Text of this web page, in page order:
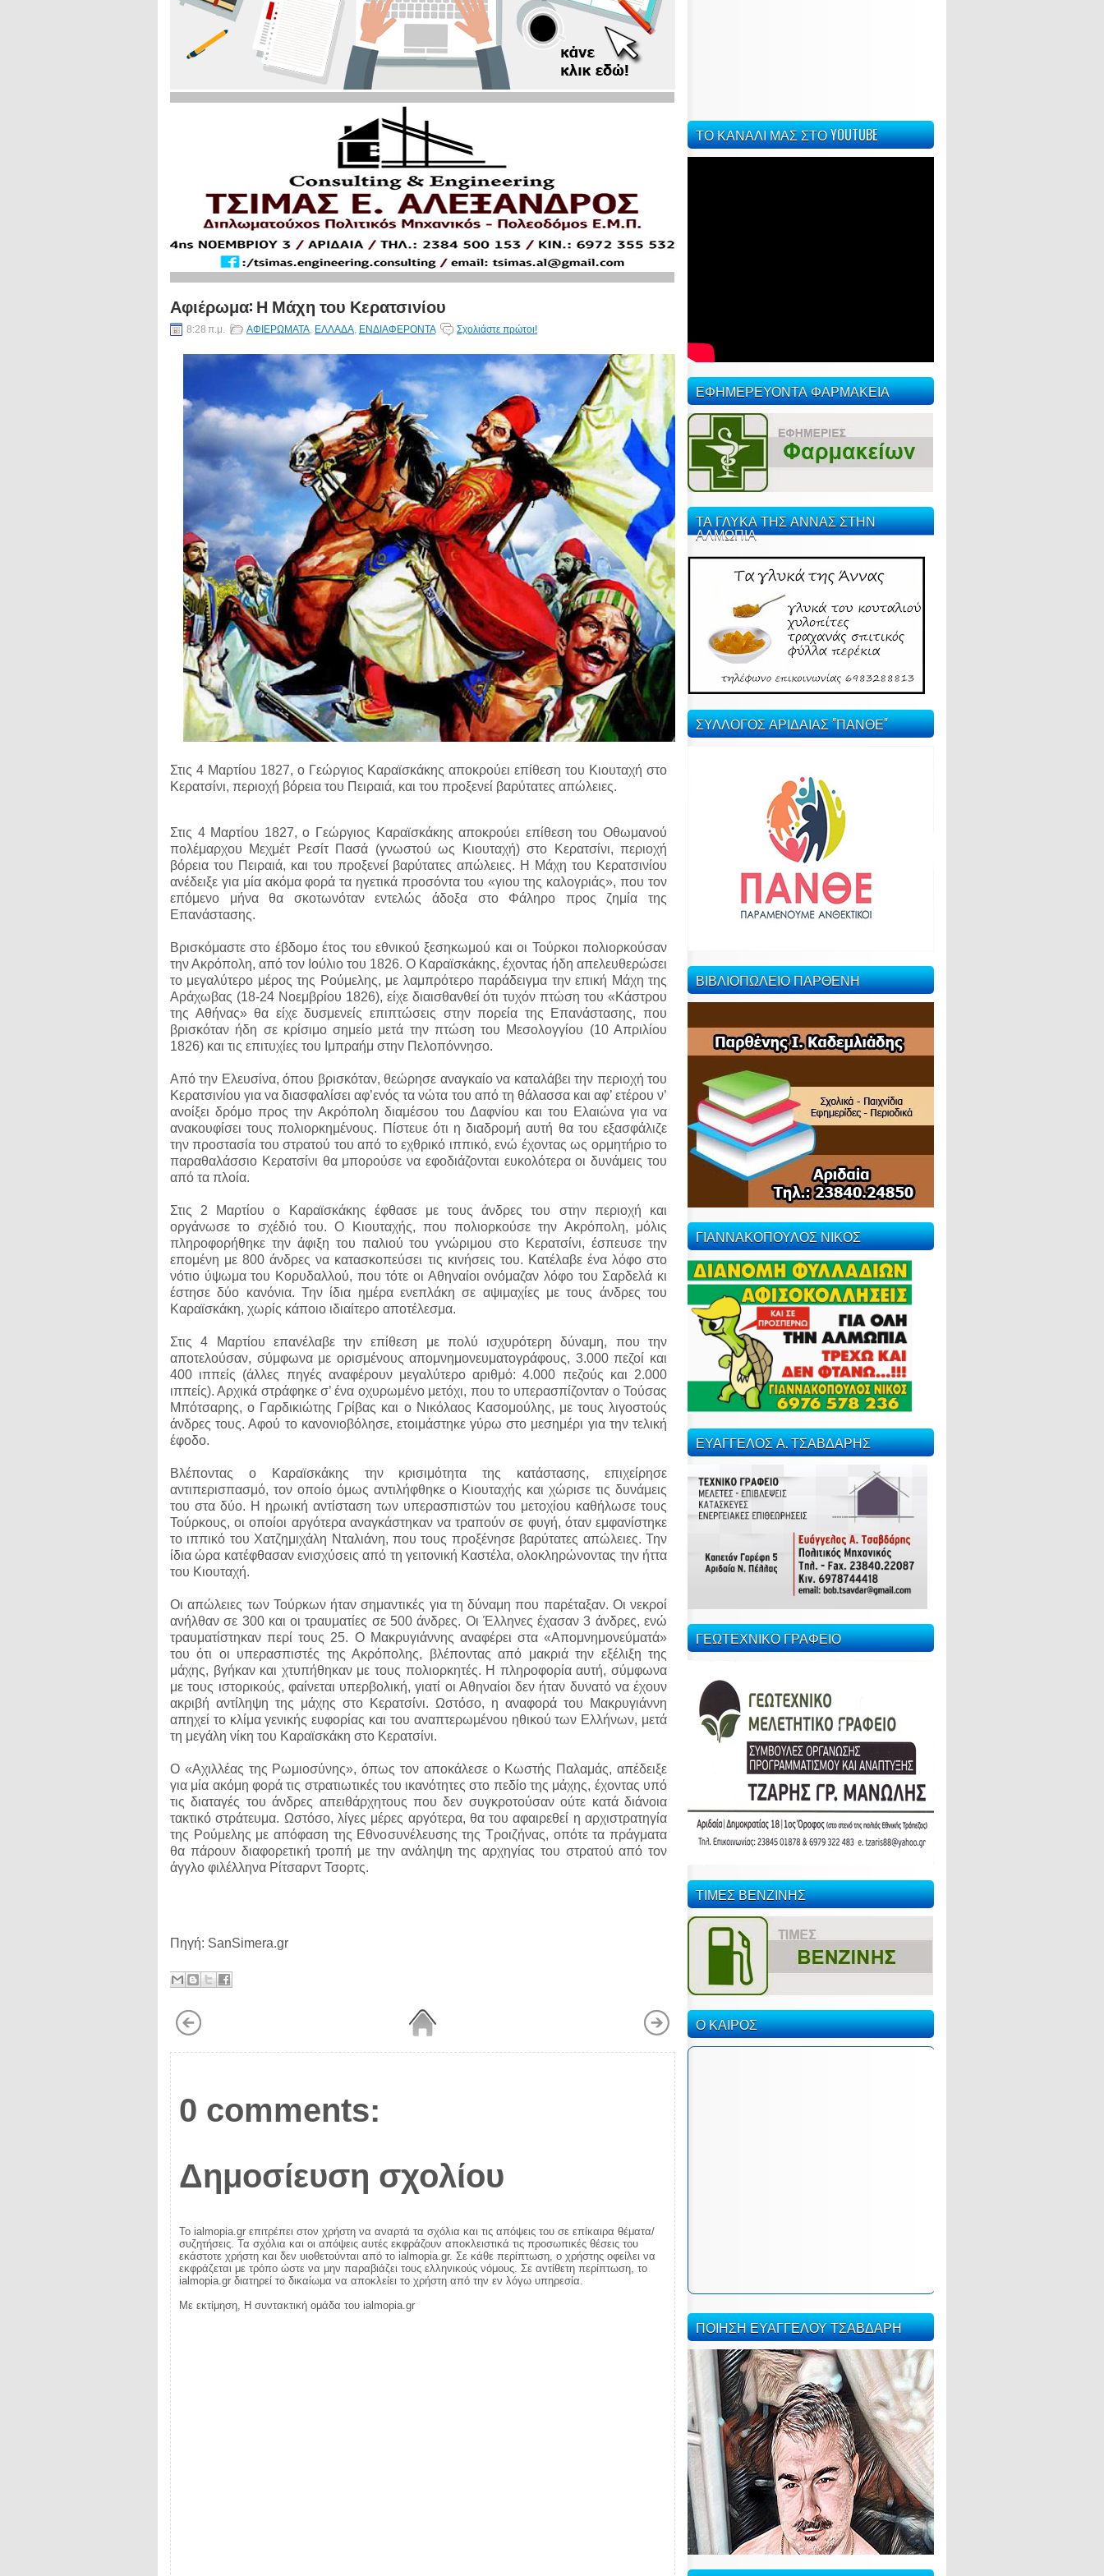
Αφιέρωμα: Η Μάχη του Κερατσινίου
8:28 π.μ. ΑΦΙΕΡΩΜΑΤΑ, ΕΛΛΑΔΑ, ΕΝΔΙΑΦΕΡΟΝΤΑ Σχολιάστε πρώτοι!
Στις 4 Μαρτίου 1827, ο Γεώργιος Καραϊσκάκης αποκρούει επίθεση του Κιουταχή στο
Κερατσίνι, περιοχή βόρεια του Πειραιά, και του προξενεί βαρύτατες απώλειες.
Στις 4 Μαρτίου 1827, ο Γεώργιος Καραϊσκάκης αποκρούει επίθεση του Οθωμανού
πολέμαρχου Μεχμέτ Ρεσίτ Πασά (γνωστού ως Κιουταχή) στο Κερατσίνι, περιοχή
βόρεια του Πειραιά, και του προξενεί βαρύτατες απώλειες. Η Μάχη του Κερατσινίου
ανέδειξε για μία ακόμα φορά τα ηγετικά προσόντα του «γιου της καλογριάς», που τον
επόμενο μήνα θα σκοτωνόταν εντελώς άδοξα στο Φάληρο προς ζημία της
Επανάστασης.
Βρισκόμαστε στο έβδομο έτος του εθνικού ξεσηκωμού και οι Τούρκοι πολιορκούσαν
την Ακρόπολη, από τον Ιούλιο του 1826. Ο Καραϊσκάκης, έχοντας ήδη απελευθερώσει
το μεγαλύτερο μέρος της Ρούμελης, με λαμπρότερο παράδειγμα την επική Μάχη της
Αράχωβας (18-24 Νοεμβρίου 1826), είχε διαισθανθεί ότι τυχόν πτώση του «Κάστρου
της Αθήνας» θα είχε δυσμενείς επιπτώσεις στην πορεία της Επανάστασης, που
βρισκόταν ήδη σε κρίσιμο σημείο μετά την πτώση του Μεσολογγίου (10 Απριλίου
1826) και τις επιτυχίες του Ιμπραήμ στην Πελοπόννησο.
Από την Ελευσίνα, όπου βρισκόταν, θεώρησε αναγκαίο να καταλάβει την περιοχή του
Κερατσινίου για να διασφαλίσει αφ’ενός τα νώτα του από τη θάλασσα και αφ’ ετέρου ν’
ανοίξει δρόμο προς την Ακρόπολη διαμέσου του Δαφνίου και του Ελαιώνα για να
ανακουφίσει τους πολιορκημένους. Πίστευε ότι η διαδρομή αυτή θα του εξασφάλιζε
την προστασία του στρατού του από το εχθρικό ιππικό, ενώ έχοντας ως ορμητήριο το
παραθαλάσσιο Κερατσίνι θα μπορούσε να εφοδιάζονται ευκολότερα οι δυνάμεις του
από τα πλοία.
Στις 2 Μαρτίου ο Καραϊσκάκης έφθασε με τους άνδρες του στην περιοχή και
οργάνωσε το σχέδιό του. Ο Κιουταχής, που πολιορκούσε την Ακρόπολη, μόλις
πληροφορήθηκε την άφιξη του παλιού του γνώριμου στο Κερατσίνι, έσπευσε την
επομένη με 800 άνδρες να κατασκοπεύσει τις κινήσεις του. Κατέλαβε ένα λόφο στο
νότιο ύψωμα του Κορυδαλλού, που τότε οι Αθηναίοι ονόμαζαν λόφο του Σαρδελά κι
έστησε δύο κανόνια. Την ίδια ημέρα ενεπλάκη σε αψιμαχίες με τους άνδρες του
Καραϊσκάκη, χωρίς κάποιο ιδιαίτερο αποτέλεσμα.
Στις 4 Μαρτίου επανέλαβε την επίθεση με πολύ ισχυρότερη δύναμη, που την
αποτελούσαν, σύμφωνα με ορισμένους απομνημονευματογράφους, 3.000 πεζοί και
400 ιππείς (άλλες πηγές αναφέρουν μεγαλύτερο αριθμό: 4.000 πεζούς και 2.000
ιππείς). Αρχικά στράφηκε σ’ ένα οχυρωμένο μετόχι, που το υπερασπίζονταν ο Τούσας
Μπότσαρης, ο Γαρδικιώτης Γρίβας και ο Νικόλαος Κασομούλης, με τους λιγοστούς
άνδρες τους. Αφού το κανονιοβόλησε, ετοιμάστηκε γύρω στο μεσημέρι για την τελική
έφοδο.
Βλέποντας ο Καραϊσκάκης την κρισιμότητα της κατάστασης, επιχείρησε
αντιπερισπασμό, τον οποίο όμως αντιλήφθηκε ο Κιουταχής και χώρισε τις δυνάμεις
του στα δύο. Η ηρωική αντίσταση των υπερασπιστών του μετοχίου καθήλωσε τους
Τούρκους, οι οποίοι αργότερα αναγκάστηκαν να τραπούν σε φυγή, όταν εμφανίστηκε
το ιππικό του Χατζημιχάλη Νταλιάνη, που τους προξένησε βαρύτατες απώλειες. Την
ίδια ώρα κατέφθασαν ενισχύσεις από τη γειτονική Καστέλα, ολοκληρώνοντας την ήττα
του Κιουταχή.
Οι απώλειες των Τούρκων ήταν σημαντικές για τη δύναμη που παρέταξαν. Οι νεκροί
ανήλθαν σε 300 και οι τραυματίες σε 500 άνδρες. Οι Έλληνες έχασαν 3 άνδρες, ενώ
τραυματίστηκαν περί τους 25. Ο Μακρυγιάννης αναφέρει στα «Απομνημονεύματά»
του ότι οι υπερασπιστές της Ακρόπολης, βλέποντας από μακριά την εξέλιξη της
μάχης, βγήκαν και χτυπήθηκαν με τους πολιορκητές. Η πληροφορία αυτή, σύμφωνα
με τους ιστορικούς, φαίνεται υπερβολική, γιατί οι Αθηναίοι δεν ήταν δυνατό να έχουν
ακριβή αντίληψη της μάχης στο Κερατσίνι. Ωστόσο, η αναφορά του Μακρυγιάννη
απηχεί το κλίμα γενικής ευφορίας και του αναπτερωμένου ηθικού των Ελλήνων, μετά
τη μεγάλη νίκη του Καραϊσκάκη στο Κερατσίνι.
Ο «Αχιλλέας της Ρωμιοσύνης», όπως τον αποκάλεσε ο Κωστής Παλαμάς, απέδειξε
για μία ακόμη φορά τις στρατιωτικές του ικανότητες στο πεδίο της μάχης, έχοντας υπό
τις διαταγές του άνδρες απειθάρχητους που δεν συγκροτούσαν ούτε κατά διάνοια
τακτικό στράτευμα. Ωστόσο, λίγες μέρες αργότερα, θα του αφαιρεθεί η αρχιστρατηγία
της Ρούμελης με απόφαση της Εθνοσυνέλευσης της Τροιζήνας, οπότε τα πράγματα
θα πάρουν διαφορετική τροπή με την ανάληψη της αρχηγίας του στρατού από τον
άγγλο φιλέλληνα Ρίτσαρντ Τσορτς.
Πηγή: SanSimera.gr
0 comments:
Δημοσίευση σχολίου
Το ialmopia.gr επιτρέπει στον χρήστη να αναρτά τα σχόλια και τις απόψεις του σε επίκαιρα θέματα/
συζητήσεις. Τα σχόλια και οι απόψεις αυτές εκφράζουν αποκλειστικά τις προσωπικές θέσεις του
εκάστοτε χρήστη και δεν υιοθετούνται από το ialmopia.gr. Σε κάθε περίπτωση, ο χρήστης οφείλει να
εκφράζεται με τρόπο ώστε να μην παραβιάζει τους ελληνικούς νόμους. Σε αντίθετη περίπτωση, το
ialmopia.gr διατηρεί το δικαίωμα να αποκλείει το χρήστη από την εν λόγω υπηρεσία.
Με εκτίμηση, Η συντακτική ομάδα του ialmopia.gr
ΤΟ ΚΑΝΑΛΙ ΜΑΣ ΣΤΟ YOUTUBE
ΕΦΗΜΕΡΕΥΟΝΤΑ ΦΑΡΜΑΚΕΙΑ
ΤΑ ΓΛΥΚΑ ΤΗΣ ΑΝΝΑΣ ΣΤΗΝ
ΑΛΜΩΠΙΑ
ΣΥΛΛΟΓΟΣ ΑΡΙΔΑΙΑΣ "ΠΑΝΘΕ"
ΒΙΒΛΙΟΠΩΛΕΙΟ ΠΑΡΘΕΝΗ
ΓΙΑΝΝΑΚΟΠΟΥΛΟΣ ΝΙΚΟΣ
ΕΥΑΓΓΕΛΟΣ Α. ΤΣΑΒΔΑΡΗΣ
ΓΕΩΤΕΧΝΙΚΟ ΓΡΑΦΕΙΟ
ΤΙΜΕΣ ΒΕΝΖΙΝΗΣ
Ο ΚΑΙΡΟΣ
ΠΟΙΗΣΗ ΕΥΑΓΓΕΛΟΥ ΤΣΑΒΔΑΡΗ